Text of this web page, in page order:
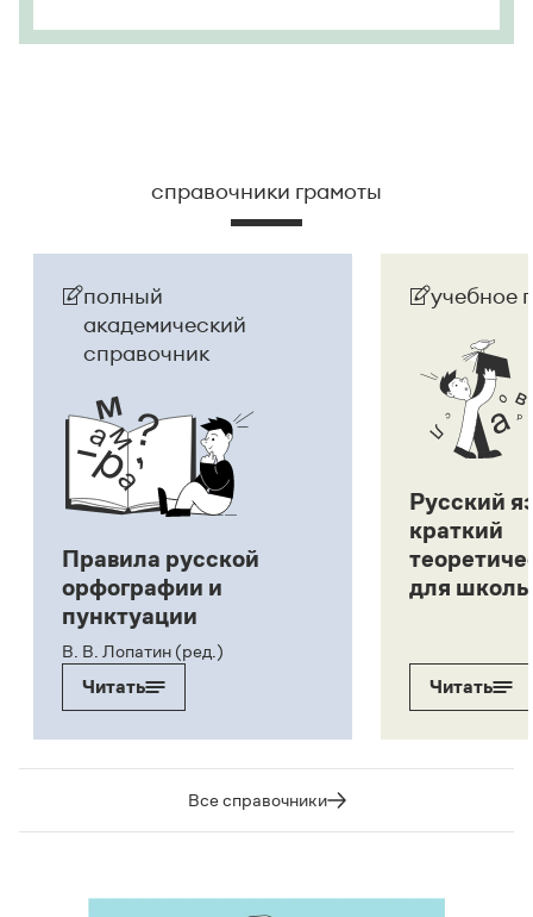
справочники грамоты
полный
академический
справочник
Правила русской
орфографии и
пунктуации
В. В. Лопатин (ред.)
Читать
учебное
Русский
краткий
для
Читать
Все справочники